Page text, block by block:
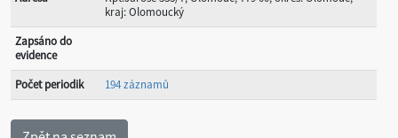
kraj: Olomoucký
Zapsáno do
evidence
Počet periodik
194 záznamů